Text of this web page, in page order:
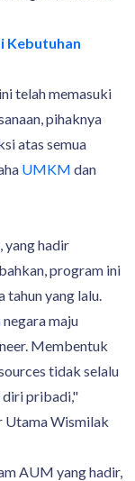
Kebutuhan
telah memasuki
pihaknya
atas semua
UMKM dan
yang hadir
program ini
tahun yang lalu.
maju
Membentuk
tidak selalu
diri pribadi,"
Utama Wismilak
AUM yang hadir,